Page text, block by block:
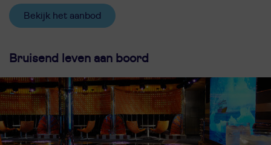
Bekijk het aanbod
Bruisend leven aan boord